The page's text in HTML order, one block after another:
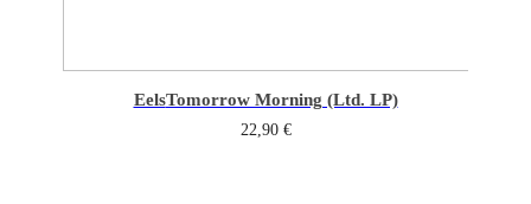
EelsTomorrow Morning (Ltd. LP)
22,90 €